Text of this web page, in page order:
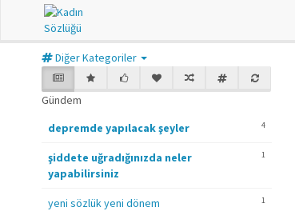
Diğer Kategoriler
Gündem
4
depremde yapılacak şeyler
1
şiddete uğradığınızda neler
yapabilirsiniz
1
yeni sözlük yeni dönem